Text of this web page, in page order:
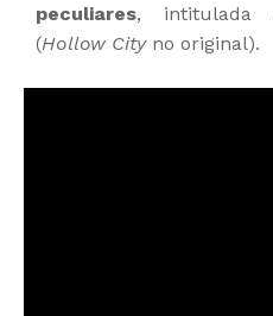
peculiares, intitulada
(Hollow Cityno original).